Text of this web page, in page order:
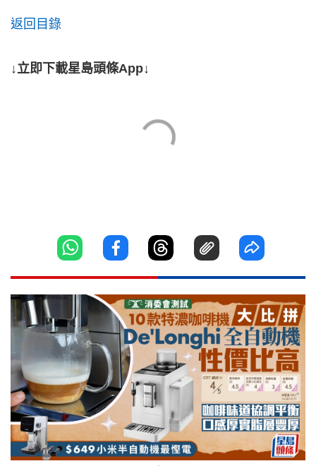
返回目錄
↓立即下載星島頭條App↓